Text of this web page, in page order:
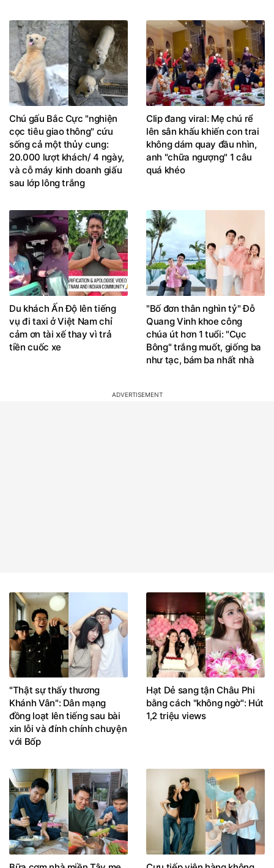
Chú gấu Bắc Cực "nghiện
cọc tiêu giao thông" cứu
sống cả một thủy cung:
20.000 lượt khách/ 4 ngày,
và cỗ máy kinh doanh giấu
sau lớp lông trắng
Clip đang viral: Mẹ chú rể
lên sân khấu khiến con trai
không dám quay đầu nhìn,
anh "chữa ngượng" 1 câu
quá khéo
Du khách Ấn Độ lên tiếng
vụ đi taxi ở Việt Nam chỉ
cảm ơn tài xế thay vì trả
tiền cuốc xe
"Bố đơn thân nghìn tỷ" Đỗ
Quang Vinh khoe công
chúa út hơn 1 tuổi: "Cục
Bông" trắng muốt, giống ba
như tạc, bám ba nhất nhà
"Thật sự thấy thương
Khánh Vân": Dân mạng
đồng loạt lên tiếng sau bài
xin lỗi và đính chính chuyện
với Bốp
Hạt Dẻ sang tận Châu Phi
bằng cách "không ngờ": Hút
1,2 triệu views